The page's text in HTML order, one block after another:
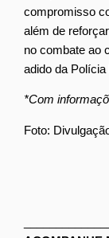
compromisso
além de
no combate ao
adido da
*Com
Foto: